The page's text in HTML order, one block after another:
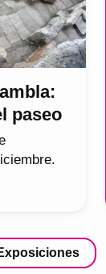
paseo